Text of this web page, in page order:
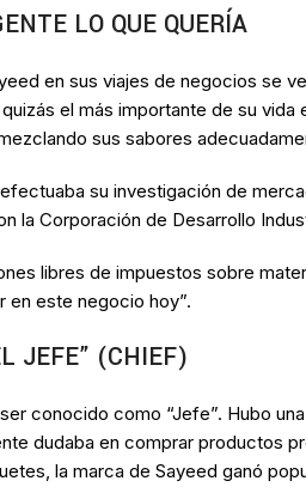
LO QUE QUERÍA
en sus viajes de negocios se
el más importante de su
sus sabores
su investigación de
la Corporación de Desarrollo
libres de impuestos sobre
en este negocio hoy”.
JEFE” (CHIEF)
conocido como “Jefe”. Hubo
dudaba en comprar productos
la marca de Sayeed ganó